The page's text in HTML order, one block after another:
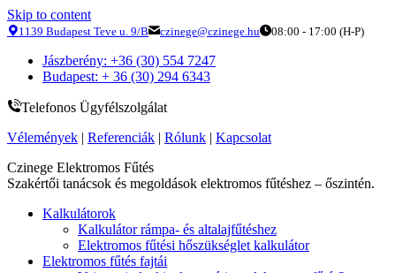
Skip to content
1139 Budapest Teve u. 9/B czinege@czinege.hu 08:00 - 17:00 (H-P)
Jászberény: +36 (30) 554 7247
Budapest: + 36 (30) 294 6343
Telefonos Ügyfélszolgálat
Vélemények | Referenciák | Rólunk | Kapcsolat
Czinege Elektromos Fűtés
Szakértői tanácsok és megoldások elektromos fűtéshez – őszintén.
Kalkulátorok
Kalkulátor rámpa- és altalajfűtéshez
Elektromos fűtési hőszükséglet kalkulátor
Elektromos fűtés fajtái